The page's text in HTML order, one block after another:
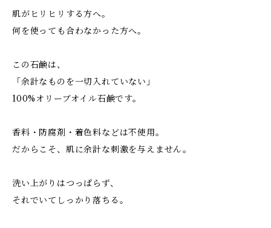
肌がヒリヒリする方へ。
何を使っても合わなかった方へ。
この石鹸は、
「余計なものを一切入れていない」
100%オリーブオイル石鹸です。
香料・防腐剤・着色料などは不使用。
だからこそ、肌に余計な刺激を与えません。
洗い上がりはつっぱらず、
それでいてしっかり落ちる。